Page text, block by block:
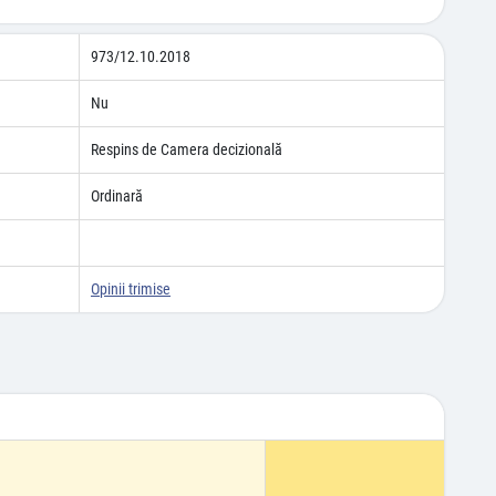
973/12.10.2018
Nu
Respins de Camera decizională
Ordinară
Opinii trimise